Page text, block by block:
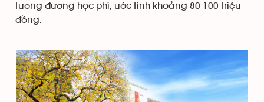
tương đương học phí, ước tính khoảng 80-100 triệu
đồng.